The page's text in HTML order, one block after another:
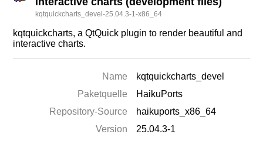
kqtquickcharts_devel-25.04.3-1-x86_64
kqtquickcharts, a QtQuick plugin to render beautiful and
interactive charts.
Name
kqtquickcharts_devel
Paketquelle
HaikuPorts
Repository-Source
haikuports_x86_64
Version
25.04.3-1